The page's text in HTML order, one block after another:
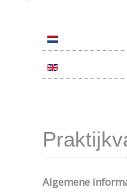
Algemene